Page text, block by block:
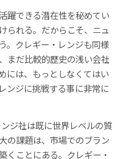
躍できる潜在性を秘めてい
られる。だからこそ、ニュ
。クレギー・レンジも同様
まだ比較的歴史の浅い会社
には、もっとしなくてはい
ンジに挑戦する事に非常に
ジ社は既に世界レベルの質
の課題は、市場でのブラン
くことにある。クレギー・